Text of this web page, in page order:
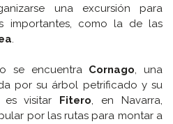
una excursión para
como la de las
se encuentra Cornago, una
por su árbol petrificado y su
es visitar Fitero, en Navarra,
por las rutas para montar a